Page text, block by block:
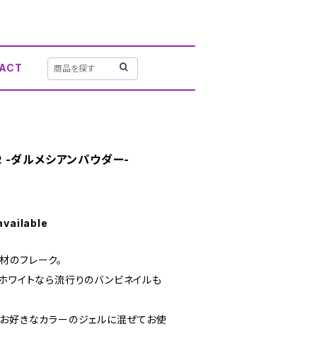
ルメシアンパウダー-
フレーク。
ワイトなら流行りのバンビネイルも
好きなカラーのジェルに混ぜてお使